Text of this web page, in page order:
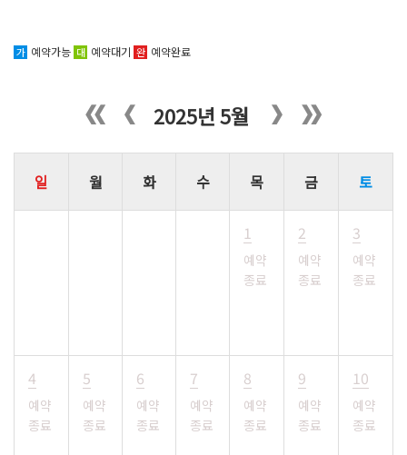
가 예약가능 대 예약대기 완 예약완료
2025년 5월
일 월 화 수 목 금 토
1
예약
종료
2
예약
종료
3
예약
종료
4
예약
종료
5
예약
종료
6
예약
종료
7
예약
종료
8
예약
종료
9
예약
종료
10
예약
종료